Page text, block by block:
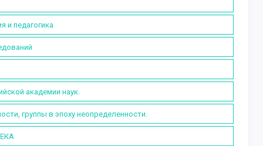
и педагогика
академии наук.
группы в эпоху неопределенности.